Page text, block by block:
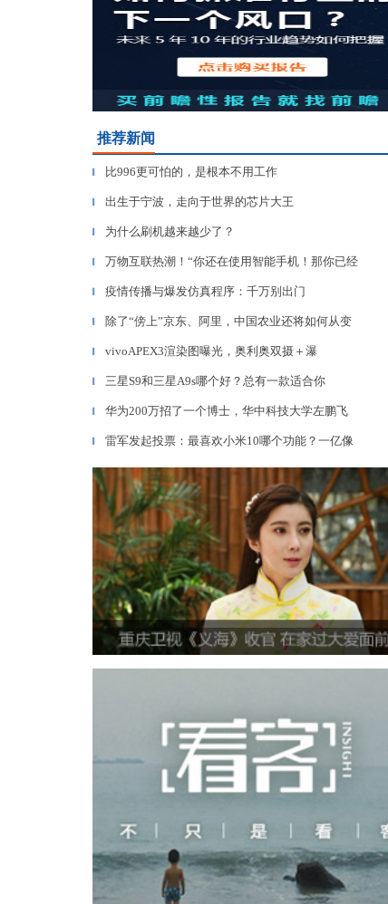
推荐新闻
▎ 比996更可怕的，是根本不用工作
▎ 出生于宁波，走向于世界的芯片大王
▎ 为什么刷机越来越少了？
▎ 万物互联热潮！“你还在使用智能手机！那你已经
▎ 疫情传播与爆发仿真程序：千万别出门
▎ 除了“傍上”京东、阿里，中国农业还将如何从变
▎ vivoAPEX3渲染图曝光，奥利奥双摄＋瀑
▎ 三星S9和三星A9s哪个好？总有一款适合你
▎ 华为200万招了一个博士，华中科技大学左鹏飞
▎ 雷军发起投票：最喜欢小米10哪个功能？一亿像